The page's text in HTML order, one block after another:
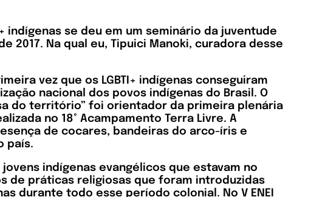
indígenas se deu em um seminário da juventude
2017. Na qual eu, Tipuici Manoki, curadora desse
vez que os LGBTI+ indígenas conseguiram
nacional dos povos indígenas do Brasil. O
do território” foi orientador da primeira plenária
no 18° Acampamento Terra Livre. A
de cocares, bandeiras do arco-íris e
país.
indígenas evangélicos que estavam no
de práticas religiosas que foram introduzidas
durante todo esse período colonial. No V ENEI